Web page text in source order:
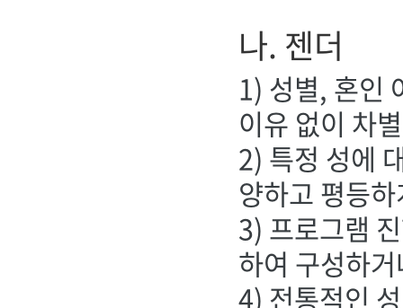
나. 젠더
1) 성별, 혼인
이유 없이 차
2) 특정 성에
양하고 평등
3) 프로그램
하여 구성하
4) 전통적인